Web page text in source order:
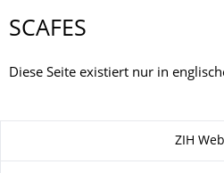
SCAFES
Diese Seite existiert nur in
ZIH Web